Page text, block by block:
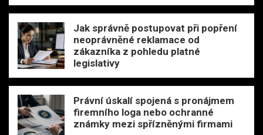
Jak správně postupovat při popření
neoprávněné reklamace od
zákazníka z pohledu platné
legislativy
Právní úskalí spojená s pronájmem
firemního loga nebo ochranné
známky mezi spřízněnými firmami